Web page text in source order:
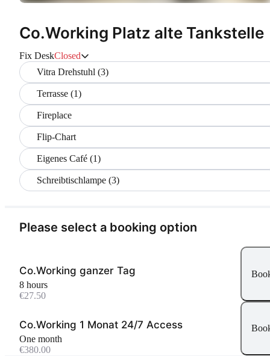
Co.Working Platz alte Tankstelle
Fix DeskClosed
Vitra Drehstuhl (3)
Terrasse (1)
Fireplace
Flip-Chart
Eigenes Café (1)
Schreibtischlampe (3)
Please select a booking option
Co.Working ganzer Tag
8 hours
€27.50
Co.Working 1 Monat 24/7 Access
One month
€380.00